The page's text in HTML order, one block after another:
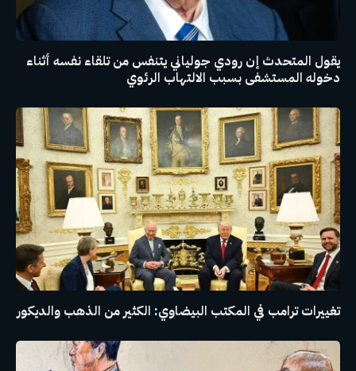
يقول المتحدث إن رودي جولياني يتنفس من تلقاء نفسه أثناء
دخوله المستشفى بسبب الالتهاب الرئوي
تغييرات ترامب في المكتب البيضاوي: الكثير من الذهب والديكور